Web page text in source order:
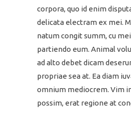
corpora, quo id enim
delicata electram ex mei.
natum congit summ, cu
partiendo eum. Animal
ad alto debet dicam
propriae sea at. Ea diam
omnium mediocrem. Vim
possim, erat regione at